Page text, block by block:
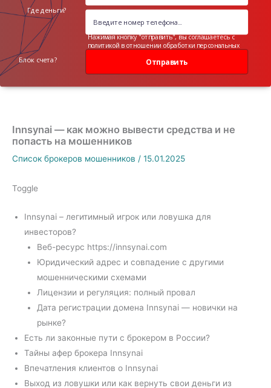
Где деньги?
Блок счета? Отправить
Нажимая кнопку "отправить", вы соглашаетесь с
политикой в отношении обработки персональных
Innsynai — как можно вывести средства и не
попасть на мошенников
Список брокеров мошенников / 15.01.2025
Toggle
Innsynai – легитимный игрок или ловушка для
инвесторов?
Веб-ресурс https://innsynai.com
Юридический адрес и совпадение с другими
мошенническими схемами
Лицензии и регуляция: полный провал
Дата регистрации домена Innsynai — новички на
рынке?
Есть ли законные пути с брокером в России?
Тайны афер брокера Innsynai
Впечатления клиентов о Innsynai
Выход из ловушки или как вернуть свои деньги из